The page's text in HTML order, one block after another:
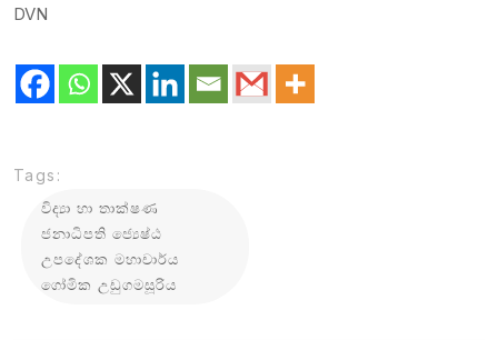
DVN
Tags:
විද්‍යා හා තාක්ෂණ
ජනාධිපති ජ්‍යෙෂ්ඨ
උපදේශක මහාචාර්ය
ගෝමික උඩුගමසූරිය